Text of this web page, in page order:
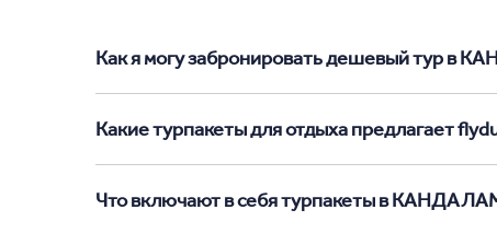
Как я могу забронировать дешевый тур в
Какие турпакеты для отдыха предлагает
Что включают в себя турпакеты в